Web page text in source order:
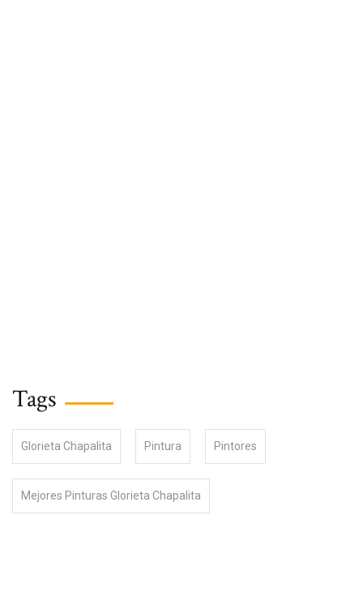
Tags
Glorieta Chapalita Pintura Pintores
Mejores Pinturas Glorieta Chapalita